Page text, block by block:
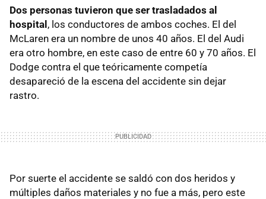
Dos personas tuvieron que ser trasladados al
hospital , los conductores de ambos coches. El del
McLaren era un nombre de unos 40 años. El del Audi
era otro hombre, en este caso de entre 60 y 70 años. El
Dodge contra el que teóricamente competía
desapareció de la escena del accidente sin dejar
rastro.
Por suerte el accidente se saldó con dos heridos y
múltiples daños materiales y no fue a más, pero este